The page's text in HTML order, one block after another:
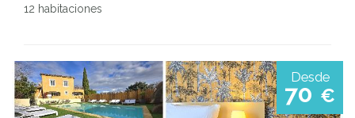
12 habitaciones
Desde
70 €